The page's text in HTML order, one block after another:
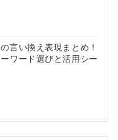
言い換え表現まとめ！
ワード選びと活用シー